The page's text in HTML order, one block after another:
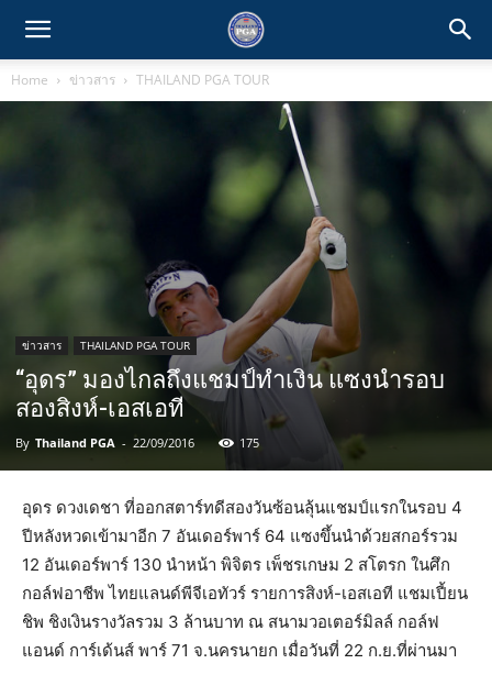
Home ข่าวสาร THAILAND PGA TOUR
ข่าวสาร THAILAND PGA TOUR
“อุดร” มองไกลถึงแชมป์ทำเงิน แซงนำรอบ
สองสิงห์-เอสเอที
By Thailand PGA - 22/09/2016 175
อุดร ดวงเดชา ที่ออกสตาร์ทดีสองวันซ้อนลุ้นแชมป์แรกในรอบ 4
ปีหลังหวดเข้ามาอีก 7 อันเดอร์พาร์ 64 แซงขึ้นนำด้วยสกอร์รวม
12 อันเดอร์พาร์ 130 นำหน้า พิจิตร เพ็ชรเกษม 2 สโตรก ในศึก
กอล์ฟอาชีพ ไทยแลนด์พีจีเอทัวร์ รายการสิงห์-เอสเอที แชมเปี้ยน
ชิพ ชิงเงินรางวัลรวม 3 ล้านบาท ณ สนามวอเตอร์มิลล์ กอล์ฟ
แอนด์ การ์เด้นส์ พาร์ 71 จ.นครนายก เมื่อวันที่ 22 ก.ย.ที่ผ่านมา